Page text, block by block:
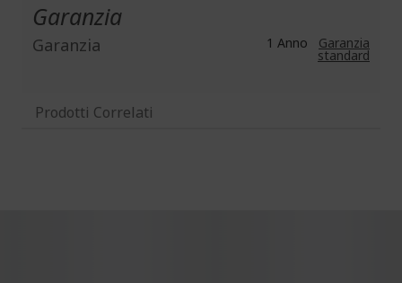
Garanzia
Garanzia 1 Anno Garanzia
standard
Prodotti Correlati